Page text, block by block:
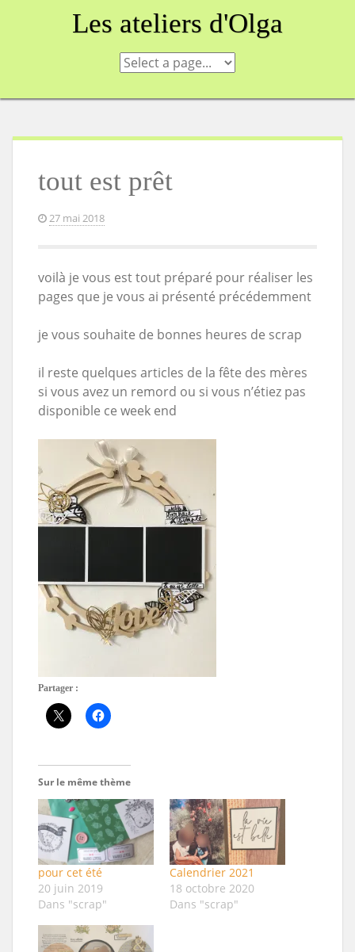
Les ateliers d'Olga
tout est prêt
27 mai 2018
voilà je vous est tout préparé pour réaliser les
pages que je vous ai présenté précédemment
je vous souhaite de bonnes heures de scrap
il reste quelques articles de la fête des mères
si vous avez un remord ou si vous n’étiez pas
disponible ce week end
Partager :
Sur le même thème
pour cet été
20 juin 2019
Dans "scrap"
Calendrier 2021
18 octobre 2020
Dans "scrap"